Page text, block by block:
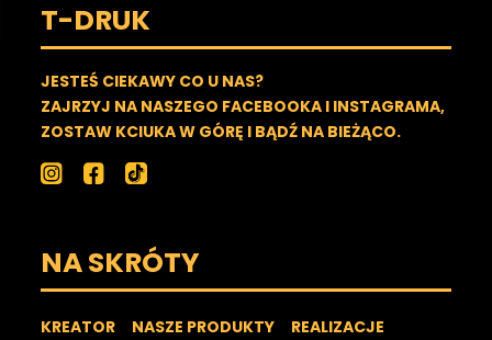
T-DRUK
JESTEŚ CIEKAWY CO U NAS?
ZAJRZYJ NA NASZEGO FACEBOOKA I INSTAGRAMA,
ZOSTAW KCIUKA W GÓRĘ I BĄDŹ NA BIEŻĄCO.
NA SKRÓTY
KREATOR NASZE PRODUKTY
REALIZACJE